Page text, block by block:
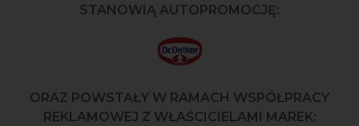
STANOWIĄ AUTOPROMOCJĘ:
ORAZ POWSTAŁY W RAMACH WSPÓŁPRACY
REKLAMOWEJ Z WŁAŚCICIELAMI MAREK: